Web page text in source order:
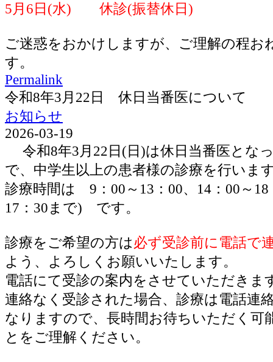
5月6日(水) 休診(振替休日)
ご迷惑をおかけしますが、ご理解の程お
す。
Permalink
令和8年3月22日 休日当番医について
お知らせ
2026-03-19
令和8年3月22日(日)は休日当番医とな
で、中学生以上の患者様の診療を行いま
診療時間は 9：00～13：00、14：00～
17：30まで) です。
診療をご希望の方は必ず受診前に電話で
よう、よろしくお願いいたします。
電話にて受診の案内をさせていただきま
連絡なく受診された場合、診療は電話連
なりますので、長時間お待ちいただく可
とをご理解ください。